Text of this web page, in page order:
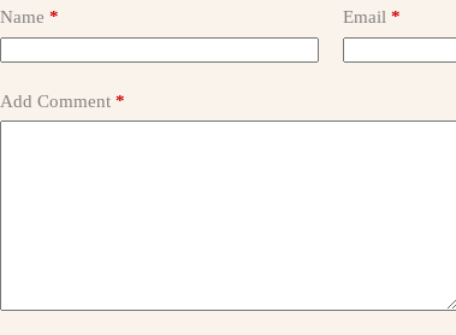
Name * Email *
Add Comment *
t
a
t